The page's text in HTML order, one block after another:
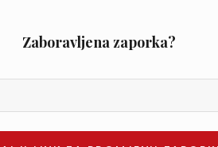
Zaboravljena zaporka?